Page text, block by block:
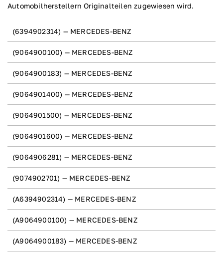
Automobilherstellern Originalteilen zugewiesen wird.
(6394902314) — MERCEDES-BENZ
(9064900100) — MERCEDES-BENZ
(9064900183) — MERCEDES-BENZ
(9064901400) — MERCEDES-BENZ
(9064901500) — MERCEDES-BENZ
(9064901600) — MERCEDES-BENZ
(9064906281) — MERCEDES-BENZ
(9074902701) — MERCEDES-BENZ
(A6394902314) — MERCEDES-BENZ
(A9064900100) — MERCEDES-BENZ
(A9064900183) — MERCEDES-BENZ